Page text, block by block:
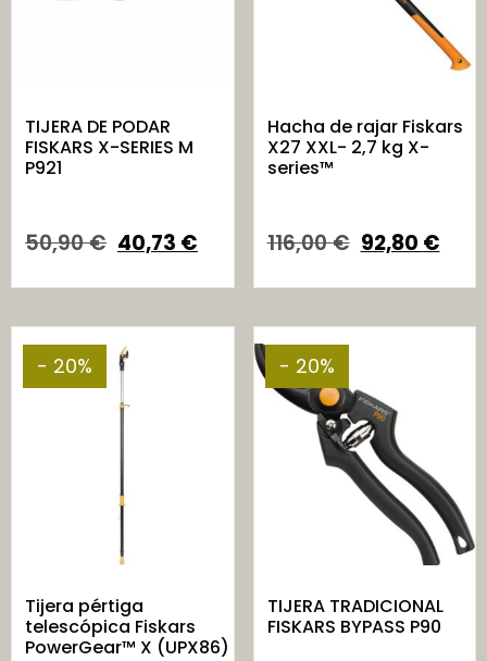
TIJERA DE PODAR
FISKARS X-SERIES M
P921
50,90€ 40,73 €
Hacha de rajar Fiskars
X27 XXL- 2,7 kg X-
series™
116,00€ 92,80 €
- 20%
Tijera pértiga
telescópica Fiskars
PowerGear™ X (UPX86)
- 20%
TIJERA TRADICIONAL
FISKARS BYPASS P90